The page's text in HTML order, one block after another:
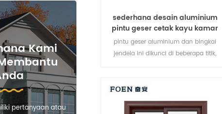
Kami
pertanyaan atau
sederhana desain aluminium
pintu geser cetak kayu kamar
tidur
pintu geser aluminium dan bingkai
jendela ini dikunci di beberapa titik,
pintu untuk memenuhi berbagai
kebutuhan arsitektur.